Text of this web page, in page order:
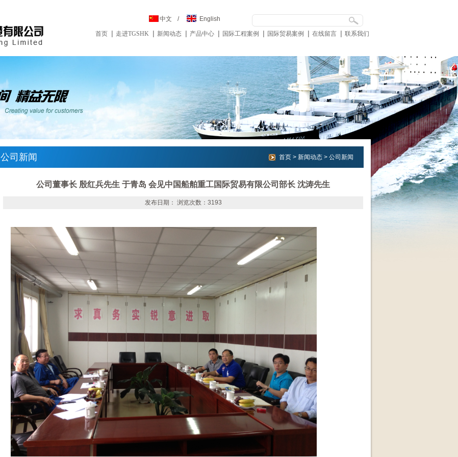
中文 / English
首页 走进TGSHK 新闻动态 产品中心 国际工程案例 国际贸易案例 在线留言 联系我们
公司新闻 首页 > 新闻动态 > 公司新闻
公司董事长 殷红兵先生 于青岛 会见中国船舶重工国际贸易有限公司部长 沈涛先生
发布日期： 浏览次数：3193